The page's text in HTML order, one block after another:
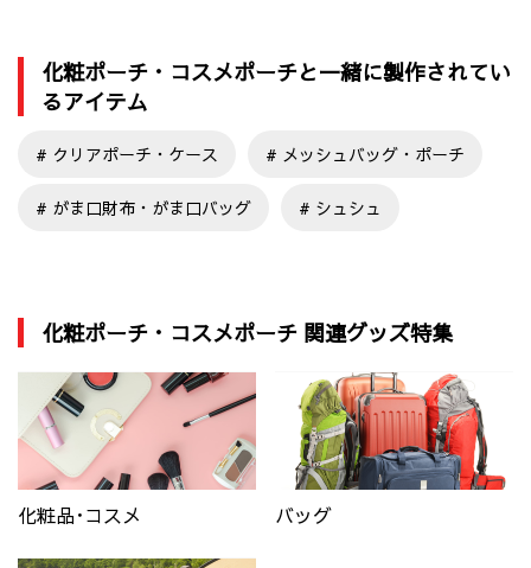
化粧ポーチ・コスメポーチと一緒に製作されてい
るアイテム
クリアポーチ・ケース メッシュバッグ・ポーチ
がま口財布・がま口バッグ シュシュ
化粧ポーチ・コスメポーチ 関連グッズ特集
化粧品･コスメ バッグ